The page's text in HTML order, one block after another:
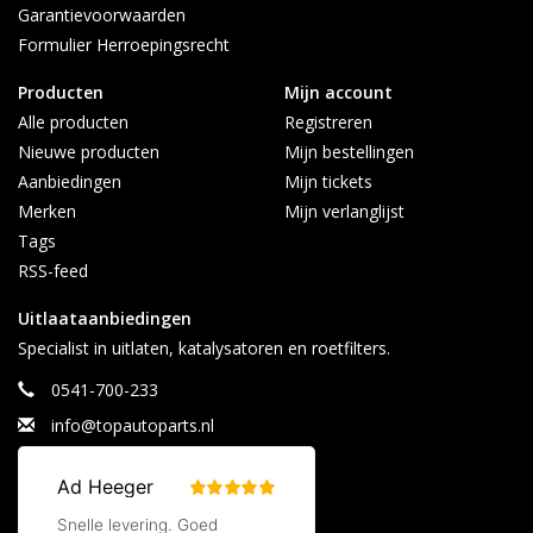
Afhalen alleen op afspraak
info@topautoparts.nl
0541-700-233
0613626597 (Whatsapp)
Maandag t/m vrijdag 08:30 - 17:00
Garantievoorwaarden
Formulier Herroepingsrecht
Producten
Alle producten
Nieuwe producten
Aanbiedingen
Merken
Tags
RSS-feed
Mijn account
Registreren
Mijn bestellingen
Mijn tickets
Mijn verlanglijst
Uitlaataanbiedingen
Specialist in uitlaten, katalysatoren en roetfilters.
0541-700-233
info@topautoparts.nl